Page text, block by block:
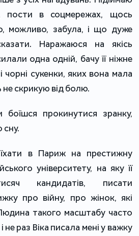
пости в соцмережах, щось
можливо, забула, і що дуже
Наражаюся на якісь
одна одній, бачу її ніжне
чорні сукенки, яких вона мала
не скрикую від болю.
прокинутися зранку,
сну.
в Париж на престижну
університету, на яку її
кандидатів, писати
про війну, про жінок, які
такого масштабу часто
не раз Віка писала мені у важку